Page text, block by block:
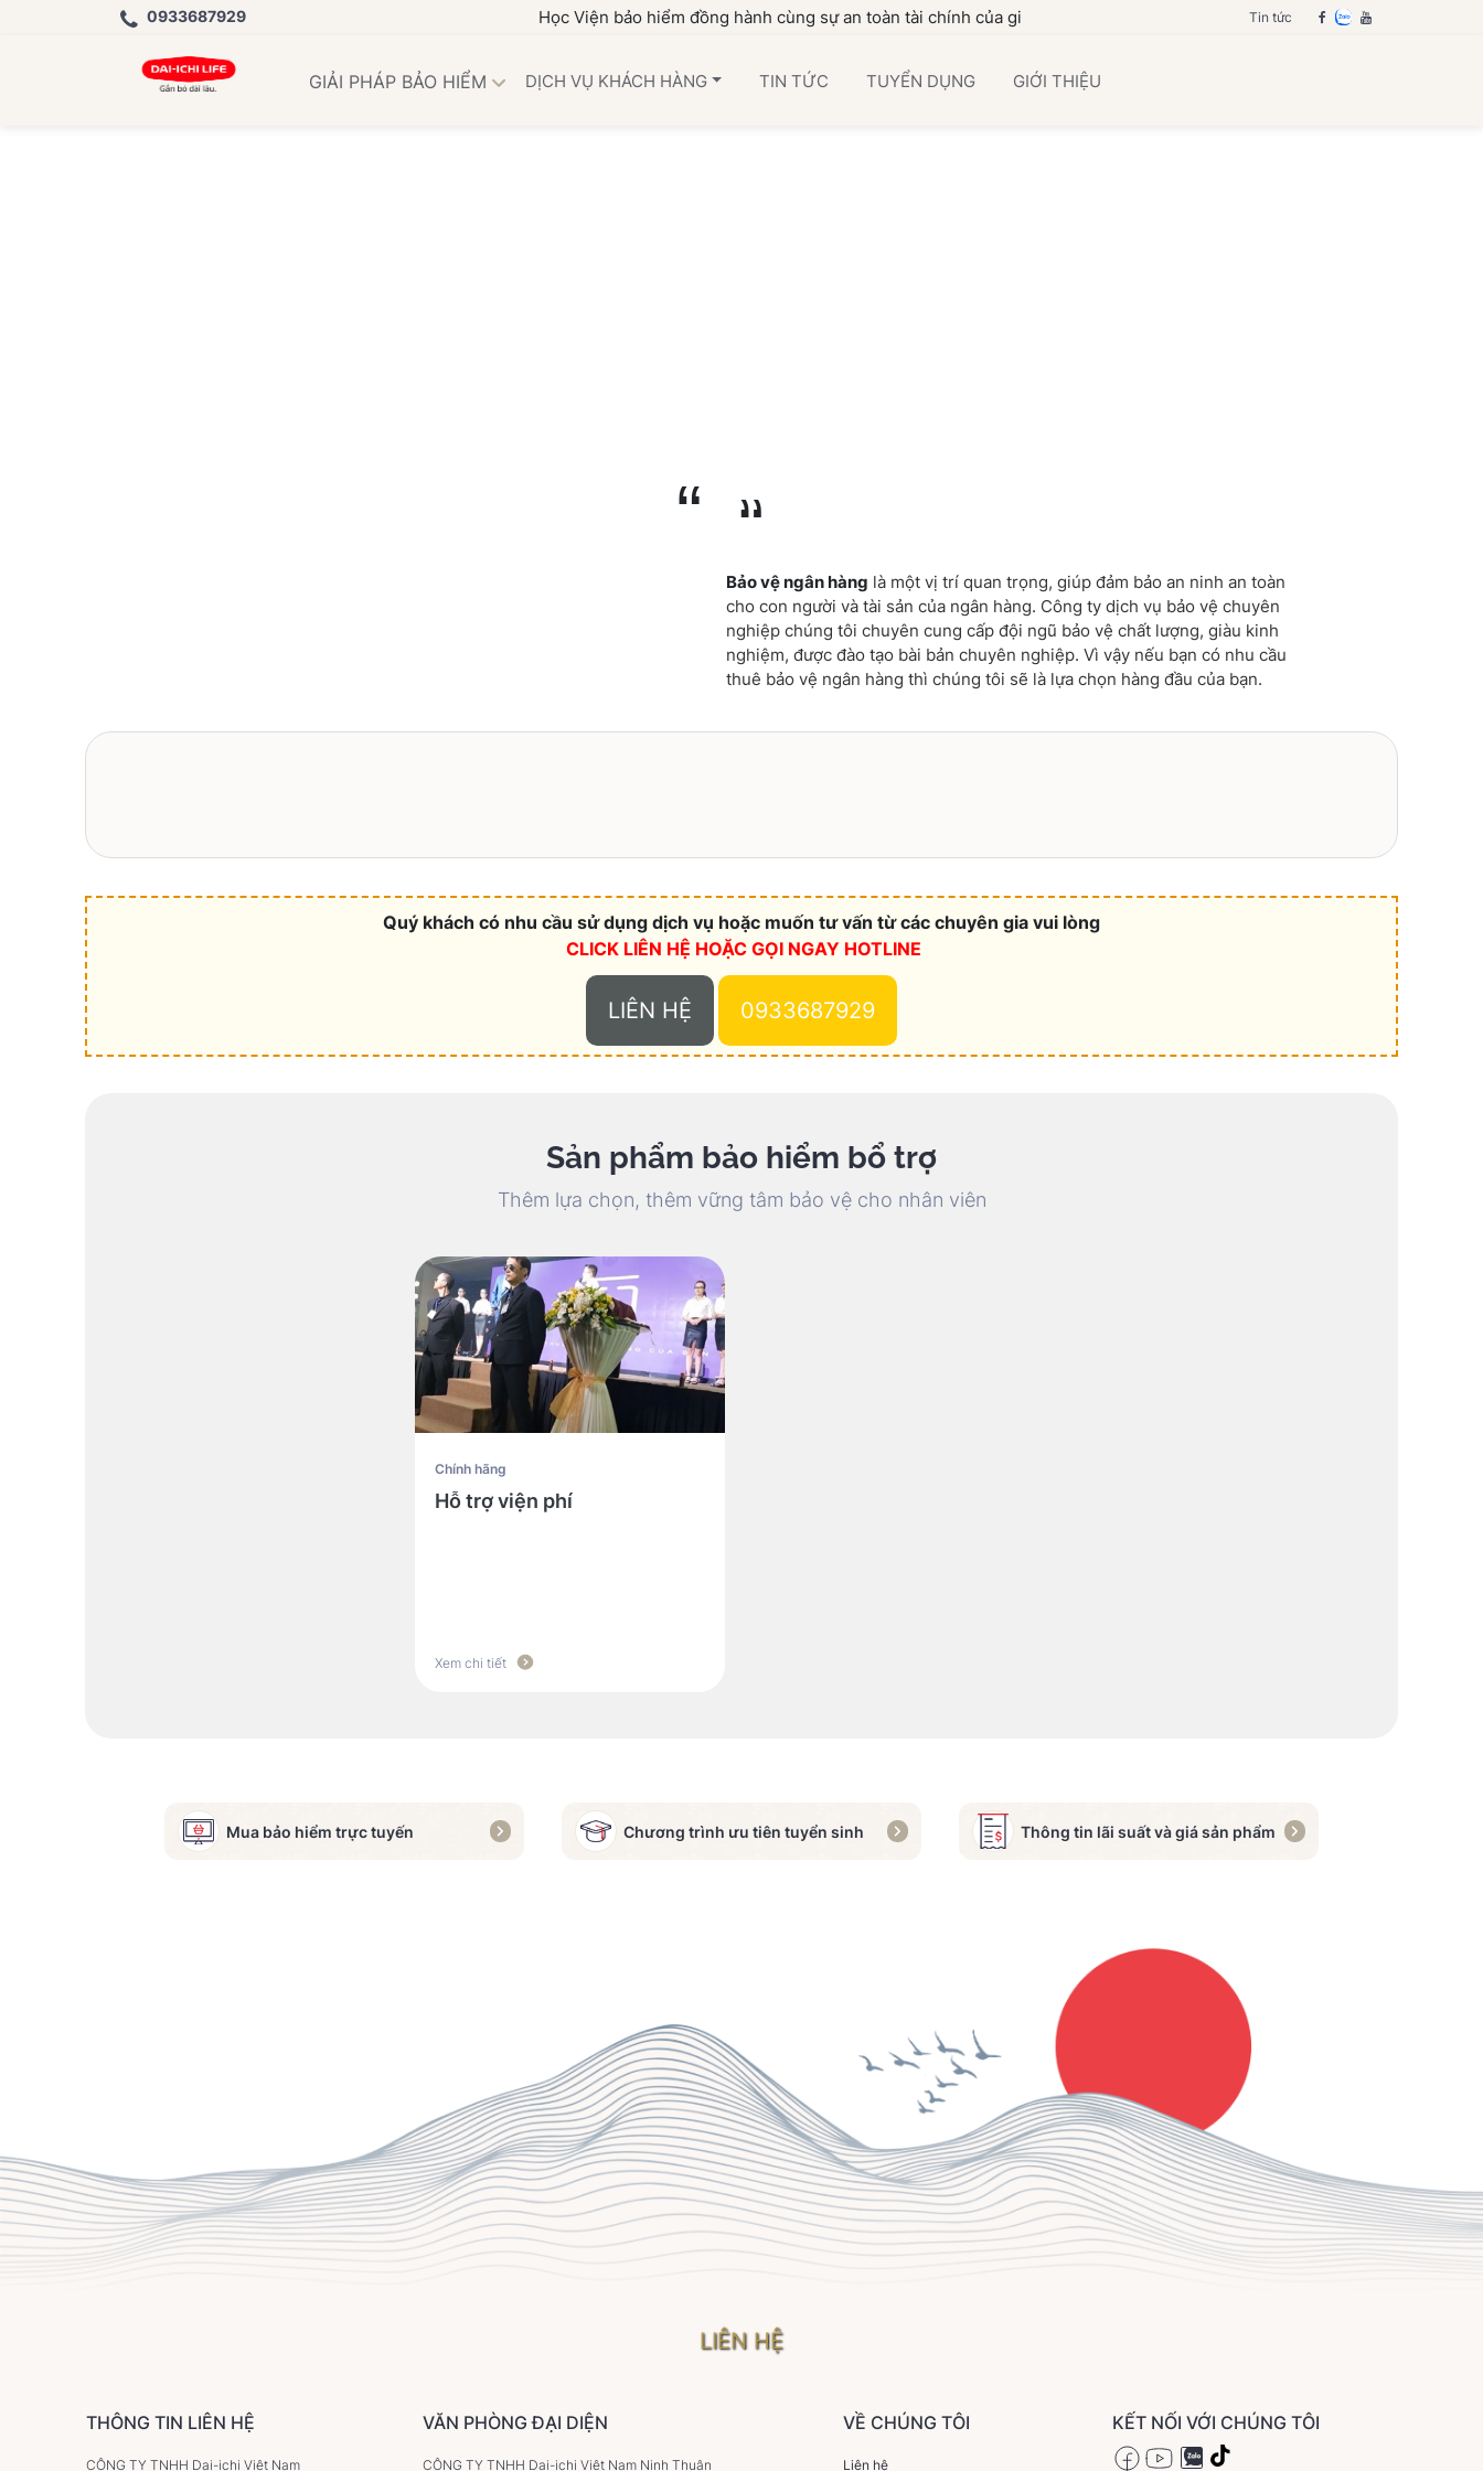
0933687929 Học Viện bảo hiểm đồng hành cùng sự an toàn tài chính của gia đình bạn Tin tức
GIẢI PHÁP BẢO HIỂM DỊCH VỤ KHÁCH HÀNG TIN TỨC TUYỂN DỤNG GIỚI THIỆU
Bảo vệ ngân hàng là một vị trí quan trọng, giúp đảm bảo an ninh an toàn
cho con người và tài sản của ngân hàng. Công ty dịch vụ bảo vệ chuyên
nghiệp chúng tôi chuyên cung cấp đội ngũ bảo vệ chất lượng, giàu kinh
nghiệm, được đào tạo bài bản chuyên nghiệp. Vì vậy nếu bạn có nhu cầu
thuê bảo vệ ngân hàng thì chúng tôi sẽ là lựa chọn hàng đầu của bạn.
Quý khách có nhu cầu sử dụng dịch vụ hoặc muốn tư vấn từ các chuyên gia vui lòng
CLICK LIÊN HỆ HOẶC GỌI NGAY HOTLINE
LIÊN HỆ 0933687929
Sản phẩm bảo hiểm bổ trợ
Thêm lựa chọn, thêm vững tâm bảo vệ cho nhân viên
Chính hãng
Hỗ trợ viện phí
Xem chi tiết
Mua bảo hiểm trực tuyến Chương trình ưu tiên tuyển sinh Thông tin lãi suất và giá sản phẩm
LIÊN HỆ
THÔNG TIN LIÊN HỆ
CÔNG TY TNHH Dai-ichi Việt Nam
VĂN PHÒNG ĐẠI DIỆN
CÔNG TY TNHH Dai-ichi Việt Nam Ninh Thuận
VỀ CHÚNG TÔI
Liên hệ
KẾT NỐI VỚI CHÚNG TÔI